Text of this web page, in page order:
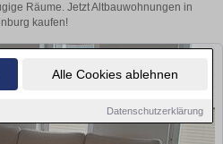
Alle Cookies ablehnen
Datenschutzerklärung
Räume. Jetzt Altbauwohnungen in
kaufen!